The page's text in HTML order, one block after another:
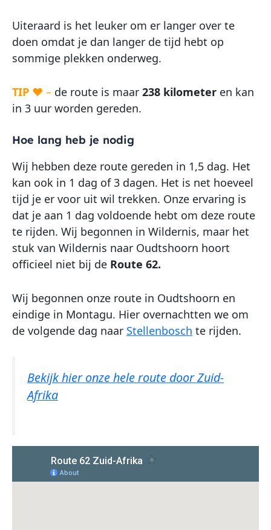
Uiteraard is het leuker om er langer over te
doen omdat je dan langer de tijd hebt op
sommige plekken onderweg.
TIP ♥ – de route is maar 238 kilometer en kan
in 3 uur worden gereden.
Hoe lang heb je nodig
Wij hebben deze route gereden in 1,5 dag. Het
kan ook in 1 dag of 3 dagen. Het is net hoeveel
tijd je er voor uit wil trekken. Onze ervaring is
dat je aan 1 dag voldoende hebt om deze route
te rijden. Wij begonnen in Wildernis, maar het
stuk van Wildernis naar Oudtshoorn hoort
officieel niet bij de Route 62.
Wij begonnen onze route in Oudtshoorn en
eindige in Montagu. Hier overnachtten we om
de volgende dag naar Stellenbosch te rijden.
Bekijk hier onze hele route door Zuid-
Afrika